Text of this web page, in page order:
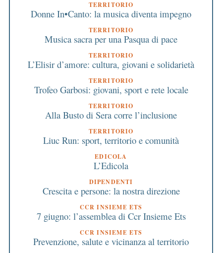
TERRITORIO
Donne In•Canto: la musica diventa impegno
TERRITORIO
Musica sacra per una Pasqua di pace
TERRITORIO
L’Elisir d’amore: cultura, giovani e solidarietà
TERRITORIO
Trofeo Garbosi: giovani, sport e rete locale
TERRITORIO
Alla Busto di Sera corre l’inclusione
TERRITORIO
Liuc Run: sport, territorio e comunità
EDICOLA
L’Edicola
DIPENDENTI
Crescita e persone: la nostra direzione
CCR INSIEME ETS
7 giugno: l’assemblea di Ccr Insieme Ets
CCR INSIEME ETS
Prevenzione, salute e vicinanza al territorio